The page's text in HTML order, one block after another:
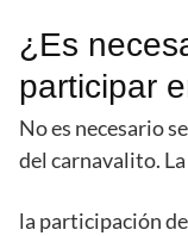
¿Es
participar
No es necesario
del carnavalito.
la participación